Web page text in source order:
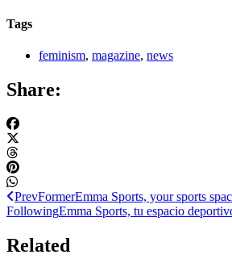
Tags
feminism, magazine, news
Share:
PrevFormerEmma Sports, your sports
FollowingEmma Sports, tu espacio
Related